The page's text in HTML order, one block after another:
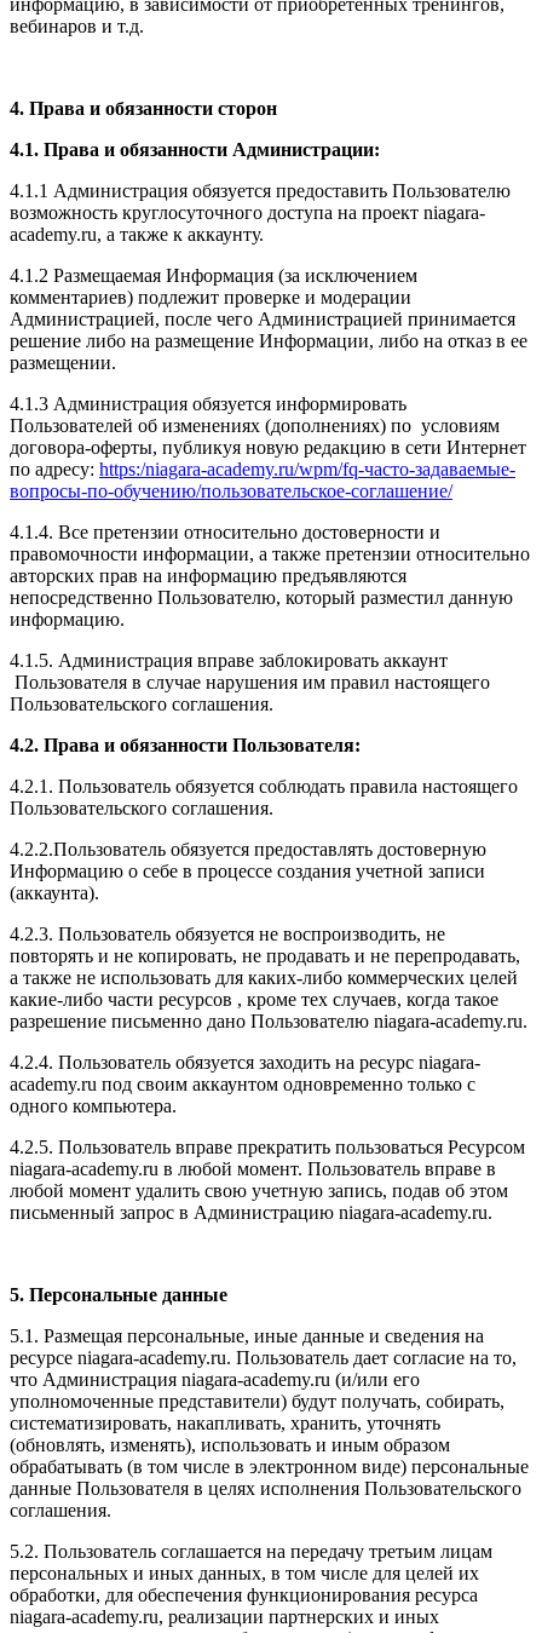
информацию, в зависимости от приобретенных тренингов,
вебинаров и т.д.
4. Права и обязанности сторон
4.1. Права и обязанности Администрации:
4.1.1 Администрация обязуется предоставить Пользователю
возможность круглосуточного доступа на проект niagara-
academy.ru, а также к аккаунту.
4.1.2 Размещаемая Информация (за исключением
комментариев) подлежит проверке и модерации
Администрацией, после чего Администрацией принимается
решение либо на размещение Информации, либо на отказ в ее
размещении.
4.1.3 Администрация обязуется информировать
Пользователей об изменениях (дополнениях) по условиям
договора-оферты, публикуя новую редакцию в сети Интернет
по адресу: https:/niagara-academy.ru/wpm/fq-часто-задаваемые-
вопросы-по-обучению/пользовательское-соглашение/
4.1.4. Все претензии относительно достоверности и
правомочности информации, а также претензии относительно
авторских прав на информацию предъявляются
непосредственно Пользователю, который разместил данную
информацию.
4.1.5. Администрация вправе заблокировать аккаунт
Пользователя в случае нарушения им правил настоящего
Пользовательского соглашения.
4.2. Права и обязанности Пользователя:
4.2.1. Пользователь обязуется соблюдать правила настоящего
Пользовательского соглашения.
4.2.2.Пользователь обязуется предоставлять достоверную
Информацию о себе в процессе создания учетной записи
(аккаунта).
4.2.3. Пользователь обязуется не воспроизводить, не
повторять и не копировать, не продавать и не перепродавать,
а также не использовать для каких-либо коммерческих целей
какие-либо части ресурсов , кроме тех случаев, когда такое
разрешение письменно дано Пользователю niagara-academy.ru.
4.2.4. Пользователь обязуется заходить на ресурс niagara-
academy.ru под своим аккаунтом одновременно только с
одного компьютера.
4.2.5. Пользователь вправе прекратить пользоваться Ресурсом
niagara-academy.ru в любой момент. Пользователь вправе в
любой момент удалить свою учетную запись, подав об этом
письменный запрос в Администрацию niagara-academy.ru.
5. Персональные данные
5.1. Размещая персональные, иные данные и сведения на
ресурсе niagara-academy.ru. Пользователь дает согласие на то,
что Администрация niagara-academy.ru (и/или его
уполномоченные представители) будут получать, собирать,
систематизировать, накапливать, хранить, уточнять
(обновлять, изменять), использовать и иным образом
обрабатывать (в том числе в электронном виде) персональные
данные Пользователя в целях исполнения Пользовательского
соглашения.
5.2. Пользователь соглашается на передачу третьим лицам
персональных и иных данных, в том числе для целей их
обработки, для обеспечения функционирования ресурса
niagara-academy.ru, реализации партнерских и иных